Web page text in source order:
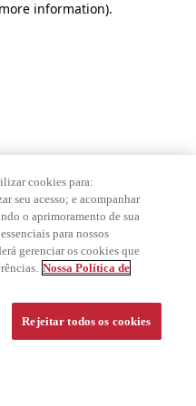
information).
cookies para:
seu acesso; e acompanhar
o aprimoramento de sua
para nossos
gerenciar os cookies que
Nossa Política de
Rejeitar todos os cookies